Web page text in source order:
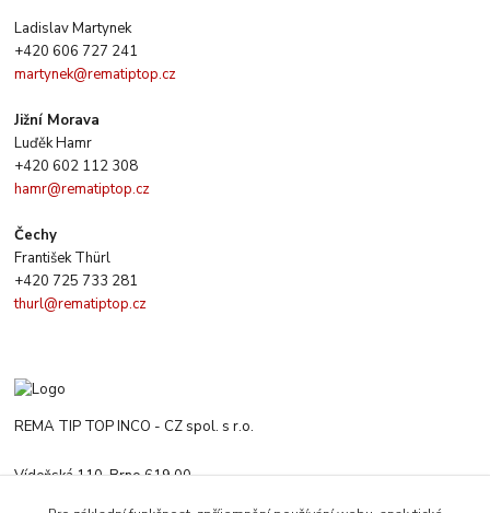
Ladislav Martynek
+420 606 727 241
martynek@rematiptop.cz
Jižní Morava
Luďěk Hamr
+420 602 112 308
hamr@rematiptop.cz
Čechy
František Thürl
+420 725 733 281
thurl@rematiptop.cz
REMA TIP TOP INCO - CZ spol. s r.o.
Vídeňská 110, Brno 619 00